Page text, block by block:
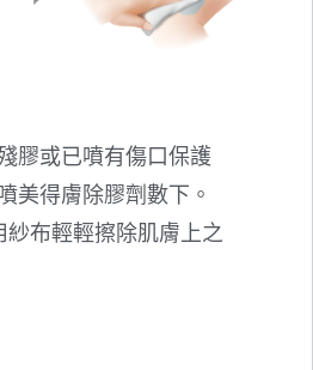
膠或已噴有傷口保護
美得膚除膠劑數下。
紗布輕輕擦除肌膚上之